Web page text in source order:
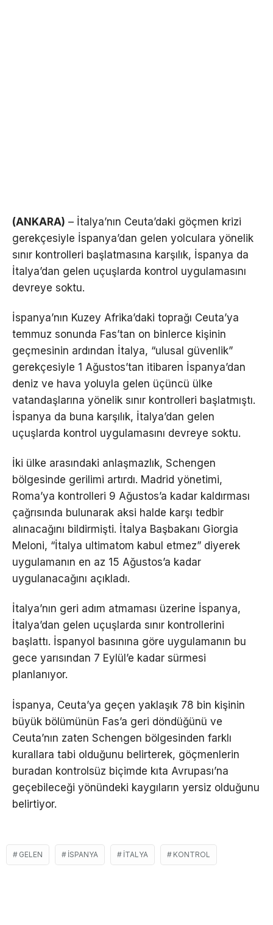
(ANKARA) – İtalya’nın Ceuta’daki göçmen krizi
gerekçesiyle İspanya’dan gelen yolculara yönelik
sınır kontrolleri başlatmasına karşılık, İspanya da
İtalya’dan gelen uçuşlarda kontrol uygulamasını
devreye soktu.
İspanya’nın Kuzey Afrika’daki toprağı Ceuta’ya
temmuz sonunda Fas’tan on binlerce kişinin
geçmesinin ardından İtalya, “ulusal güvenlik”
gerekçesiyle 1 Ağustos’tan itibaren İspanya’dan
deniz ve hava yoluyla gelen üçüncü ülke
vatandaşlarına yönelik sınır kontrolleri başlatmıştı.
İspanya da buna karşılık, İtalya’dan gelen
uçuşlarda kontrol uygulamasını devreye soktu.
İki ülke arasındaki anlaşmazlık, Schengen
bölgesinde gerilimi artırdı. Madrid yönetimi,
Roma’ya kontrolleri 9 Ağustos’a kadar kaldırması
çağrısında bulunarak aksi halde karşı tedbir
alınacağını bildirmişti. İtalya Başbakanı Giorgia
Meloni, “İtalya ultimatom kabul etmez” diyerek
uygulamanın en az 15 Ağustos’a kadar
uygulanacağını açıkladı.
İtalya’nın geri adım atmaması üzerine İspanya,
İtalya’dan gelen uçuşlarda sınır kontrollerini
başlattı. İspanyol basınına göre uygulamanın bu
gece yarısından 7 Eylül’e kadar sürmesi
planlanıyor.
İspanya, Ceuta’ya geçen yaklaşık 78 bin kişinin
büyük bölümünün Fas’a geri döndüğünü ve
Ceuta’nın zaten Schengen bölgesinden farklı
kurallara tabi olduğunu belirterek, göçmenlerin
buradan kontrolsüz biçimde kıta Avrupası’na
geçebileceği yönündeki kaygıların yersiz olduğunu
belirtiyor.
GELEN İSPANYA İTALYA KONTROL